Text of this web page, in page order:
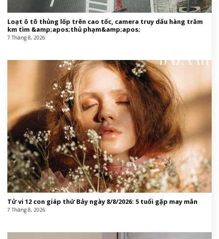
Loạt ô tô thủng lốp trên cao tốc, camera truy dấu hàng trăm
km tìm &amp;apos;thủ phạm&amp;apos;
7 Tháng 8, 2026
Tử vi 12 con giáp thứ Bảy ngày 8/8/2026: 5 tuổi gặp may mắn
7 Tháng 8, 2026